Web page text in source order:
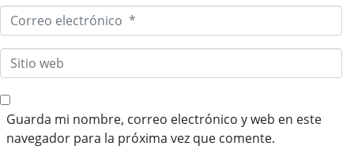
m
r
o
r
o
i
t
Guarda mi nombre, correo electrónico y web en este
navegador para la próxima vez que comente.